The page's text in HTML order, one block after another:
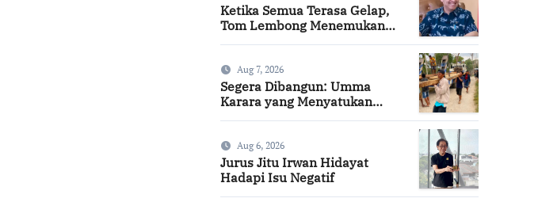
Ketika Semua Terasa Gelap,
Tom Lembong Menemukan
Aug 7, 2026
Segera Dibangun: Umma
Karara yang Menyatukan
Aug 6, 2026
Jurus Jitu Irwan Hidayat
Hadapi Isu Negatif